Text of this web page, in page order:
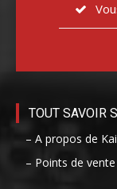
TOUT SAVOIR
– A propos de
– Points de vente